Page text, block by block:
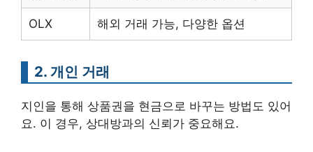
OLX 해외 거래 가능, 다양한 옵션
2. 개인 거래
지인을 통해 상품권을 현금으로 바꾸는 방법도 있어
요. 이 경우, 상대방과의 신뢰가 중요해요.